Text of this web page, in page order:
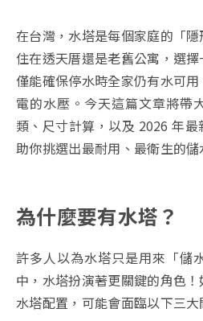
在台灣，水塔是每個家庭的「
住在透天厝還是老舊公寓，選
僅能確保停水時全家仍有水可
電的水壓。今天這篇文章將帶
類、尺寸計算，以及 2026 年
助你挑選出最耐用、最衛生的儲
為什麼要有水塔？
許多人以為水塔只是用來「儲
中，水塔扮演著更關鍵的角色
水塔配置，可能會面臨以下三大